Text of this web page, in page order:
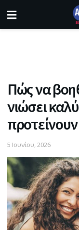
Πώς να
νιώσει
5 Ιουνίου, 2026